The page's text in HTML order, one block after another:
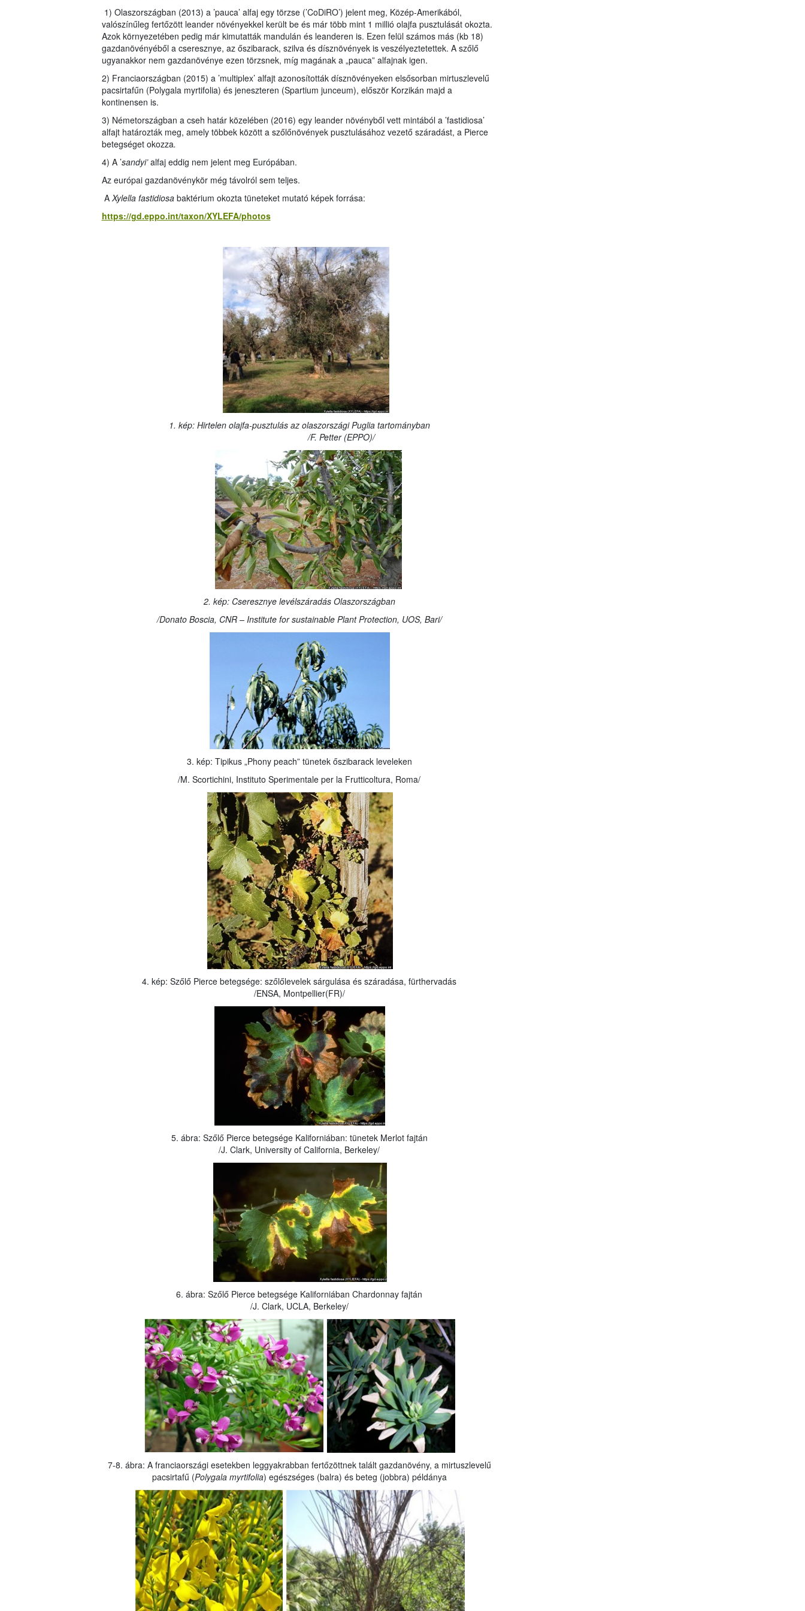
1) Olaszországban (2013) a ’pauca’ alfaj egy törzse (’CoDiRO’) jelent meg, Közép-Amerikából,
valószínűleg fertőzött leander növényekkel került be és már több mint 1 millió olajfa pusztulását okozta.
Azok környezetében pedig már kimutatták mandulán és leanderen is. Ezen felül számos más (kb 18)
gazdanövényéből a cseresznye, az őszibarack, szilva és dísznövények is veszélyeztetettek. A szőlő
ugyanakkor nem gazdanövénye ezen törzsnek, míg magának a „pauca” alfajnak igen.
2) Franciaországban (2015) a ’multiplex’ alfajt azonosították dísznövényeken elsősorban mirtuszlevelű
pacsirtafűn (Polygala myrtifolia) és jeneszteren (Spartium junceum), először Korzikán majd a
kontinensen is.
3) Németországban a cseh határ közelében (2016) egy leander növényből vett mintából a ’fastidiosa’
alfajt határozták meg, amely többek között a szőlőnövények pusztulásához vezető száradást, a Pierce
betegséget okozza.
4) A ’sandyi’alfaj eddig nem jelent meg Európában.
Az európai gazdanövénykör még távolról sem teljes.
A Xylella fastidiosabaktérium okozta tüneteket mutató képek forrása:
https://gd.eppo.int/taxon/XYLEFA/photos
1. kép: Hirtelen olajfa-pusztulás az olaszországi Puglia tartományban
/F. Petter (EPPO)/
2. kép: Cseresznye levélszáradás Olaszországban
/Donato Boscia, CNR – Institute for sustainable Plant Protection, UOS, Bari/
3. kép: Tipikus „Phony peach” tünetek őszibarack leveleken
/M. Scortichini, Instituto Sperimentale per la Frutticoltura, Roma/
4. kép: Szőlő Pierce betegsége: szőlőlevelek sárgulása és száradása, fürthervadás
/ENSA, Montpellier(FR)/
5. ábra: Szőlő Pierce betegsége Kaliforniában: tünetek Merlot fajtán
/J. Clark, University of California, Berkeley/
6. ábra: Szőlő Pierce betegsége Kaliforniában Chardonnay fajtán
/J. Clark, UCLA, Berkeley/
7-8. ábra: A franciaországi esetekben leggyakrabban fertőzöttnek talált gazdanövény, a mirtuszlevelű
pacsirtafű (Polygala myrtifolia) egészséges (balra) és beteg (jobbra) példánya